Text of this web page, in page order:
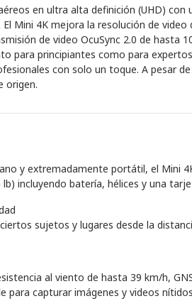
en ultra alta definición (UHD)
Mini 4K mejora la resolución de
de video OcuSync 2.0 de hasta
para principiantes como para
con solo un toque. A pesar
origen.
y extremadamente portátil, el Mini
incluyendo batería, hélices y una
sujetos y lugares desde la
al viento de hasta 39 km/h,
para capturar imágenes y videos